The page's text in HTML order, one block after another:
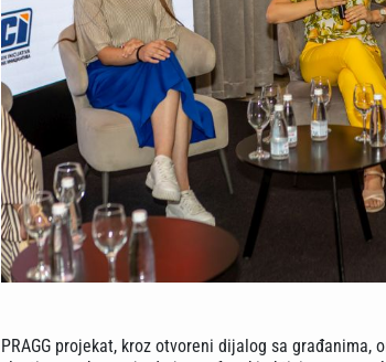
PRAGG projekat, kroz otvoreni dijalog sa